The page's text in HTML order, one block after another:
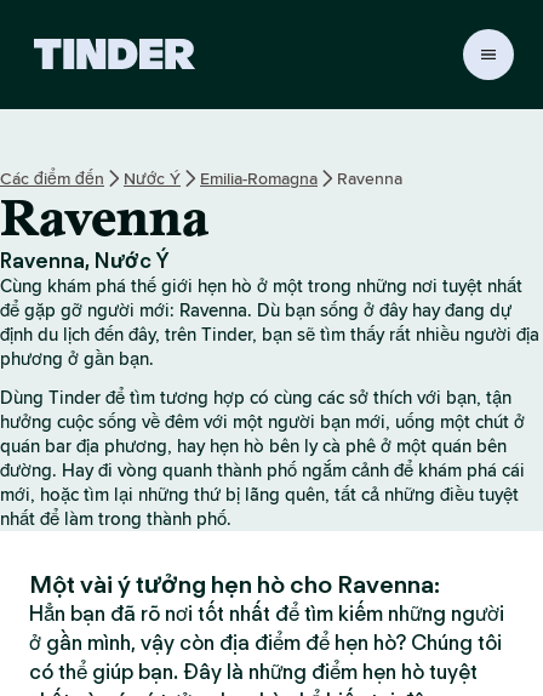
c
h
ủ
i
n
d
Các điểm đến Nước Ý Emilia-Romagna Ravenna
Ravenna
Ravenna, Nước Ý
Cùng khám phá thế giới hẹn hò ở một trong những nơi tuyệt nhất
để gặp gỡ người mới: Ravenna. Dù bạn sống ở đây hay đang dự
định du lịch đến đây, trên Tinder, bạn sẽ tìm thấy rất nhiều người địa
phương ở gần bạn.
Dùng Tinder để tìm tương hợp có cùng các sở thích với bạn, tận
hưởng cuộc sống về đêm với một người bạn mới, uống một chút ở
quán bar địa phương, hay hẹn hò bên ly cà phê ở một quán bên
đường. Hay đi vòng quanh thành phố ngắm cảnh để khám phá cái
mới, hoặc tìm lại những thứ bị lãng quên, tất cả những điều tuyệt
nhất để làm trong thành phố.
Một vài ý tưởng hẹn hò cho Ravenna:
Hẳn bạn đã rõ nơi tốt nhất để tìm kiếm những người
ở gần mình, vậy còn địa điểm để hẹn hò? Chúng tôi
có thể giúp bạn. Đây là những điểm hẹn hò tuyệt